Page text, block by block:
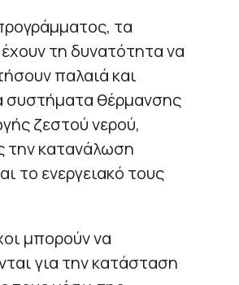
τα
τη δυνατότητα να
παλαιά και
συστήματα θέρμανσης
ζεστού νερού,
την κατανάλωση
το ενεργειακό τους
μπορούν να
για την κατάσταση